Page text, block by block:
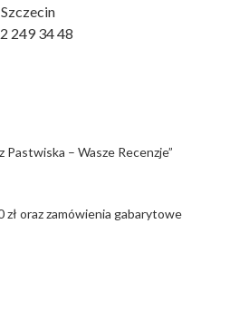
249 34 48
Pastwiska – Wasze Recenzje”
oraz zamówienia gabarytowe